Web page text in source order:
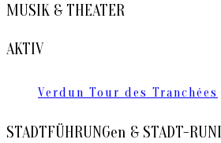
MUSIK & THEATER
AKTIV
Verdun Tour des Tranchées
STADTFÜHRUNGen & STADT-